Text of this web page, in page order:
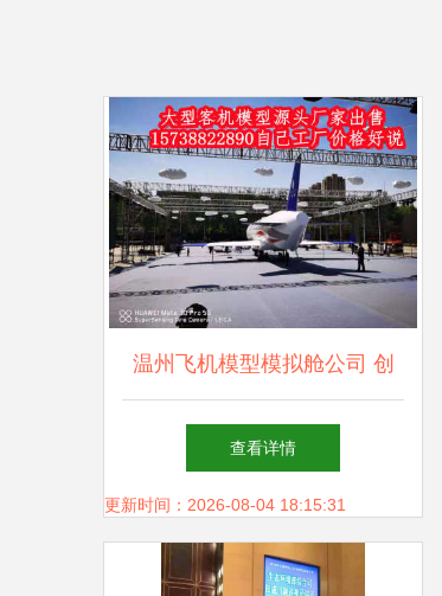
温州飞机模型模拟舱公司 创
新投资引领未来航空培训新趋
势
查看详情
更新时间：2026-08-04 18:15:31